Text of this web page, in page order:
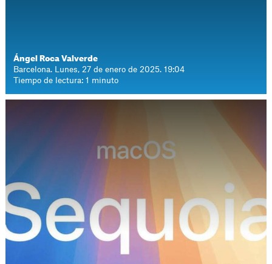
Ángel Roca Valverde
Barcelona. Lunes, 27 de enero de 2025. 19:04
Tiempo de lectura: 1 minuto